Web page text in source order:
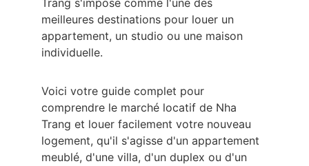
Trang s'impose comme l'une des
meilleures destinations pour louer un
appartement, un studio ou une maison
individuelle.
Voici votre guide complet pour
comprendre le marché locatif de Nha
Trang et louer facilement votre nouveau
logement, qu'il s'agisse d'un appartement
meublé, d'une villa, d'un duplex ou d'un